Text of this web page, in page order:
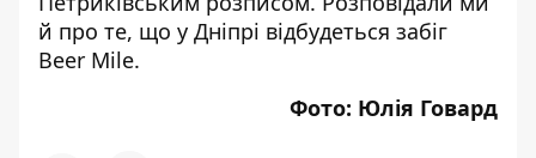
й про те, що у Дніпрі відбудеться забіг
Beer Mile.
Фото: Юлія Говард